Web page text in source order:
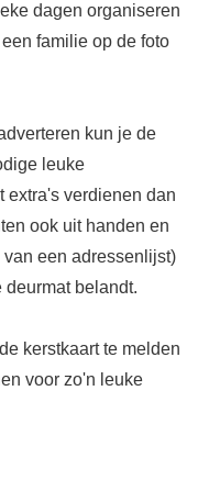
dagen organiseren
familie op de foto
kun je de
leuke
extra's verdienen dan
ook uit handen en
een adressenlijst)
belandt.
kerstkaart te melden
voor zo'n leuke